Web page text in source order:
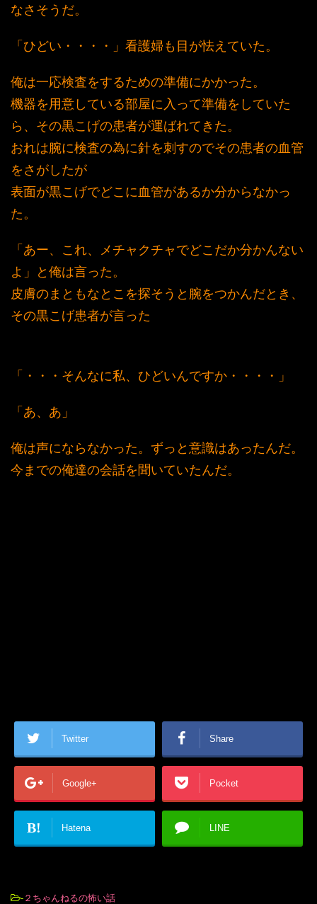
なさそうだ。
「ひどい・・・・」看護婦も目が怯えていた。
俺は一応検査をするための準備にかかった。
機器を用意している部屋に入って準備をしていた
ら、その黒こげの患者が運ばれてきた。
おれは腕に検査の為に針を刺すのでその患者の血管
をさがしたが
表面が黒こげでどこに血管があるか分からなかっ
た。
「あー、これ、メチャクチャでどこだか分かんない
よ」と俺は言った。
皮膚のまともなとこを探そうと腕をつかんだとき、
その黒こげ患者が言った
「・・・そんなに私、ひどいんですか・・・・」
「あ、あ」
俺は声にならなかった。ずっと意識はあったんだ。
今までの俺達の会話を聞いていたんだ。
Twitter Share
Google+ Pocket
B! Hatena LINE
- ２ちゃんねるの怖い話